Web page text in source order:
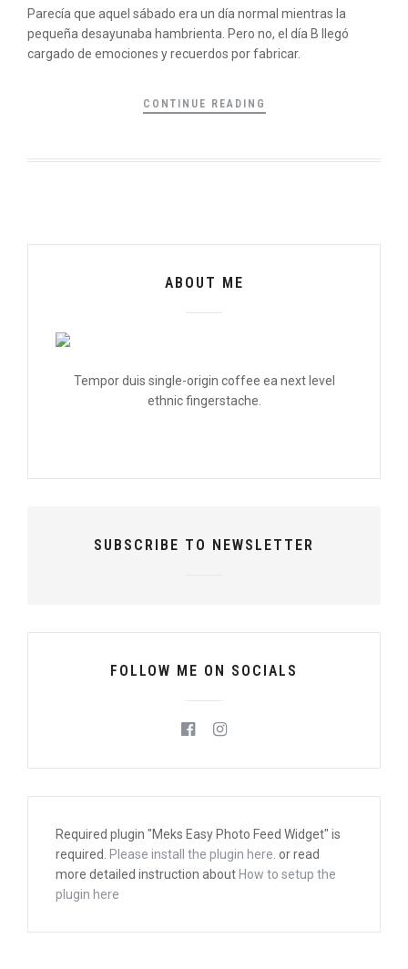
Parecía que aquel sábado era un día normal mientras la
pequeña desayunaba hambrienta. Pero no, el día B llegó
cargado de emociones y recuerdos por fabricar.
CONTINUE READING
ABOUT ME
Tempor duis single-origin coffee ea next level
ethnic fingerstache.
SUBSCRIBE TO NEWSLETTER
FOLLOW ME ON SOCIALS
Required plugin "Meks Easy Photo Feed Widget" is
required.
Please install the plugin here . or read
more detailed instruction about How to setup the
plugin here